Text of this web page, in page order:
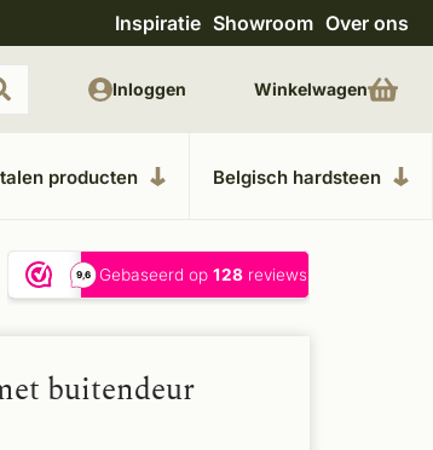
materialen in kempische bouwstijl
Inspiratie Showroom Over ons
producten Belgisch hardsteen
Inloggen Winkelwagen
buitendeur